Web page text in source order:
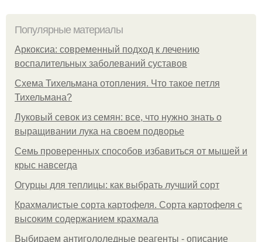
Популярные материалы
Аркоксиа: современный подход к лечению
воспалительных заболеваний суставов
Схема Тихельмана отопления. Что такое петля
Тихельмана?
Луковый севок из семян: все, что нужно знать о
выращивании лука на своем подворье
Семь проверенных способов избавиться от мышей и
крыс навсегда
Огурцы для теплицы: как выбрать лучший сорт
Крахмалистые сорта картофеля. Сорта картофеля с
высоким содержанием крахмала
Выбираем антигололедные реагенты - описание